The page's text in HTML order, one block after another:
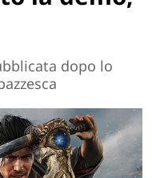
dopo lo